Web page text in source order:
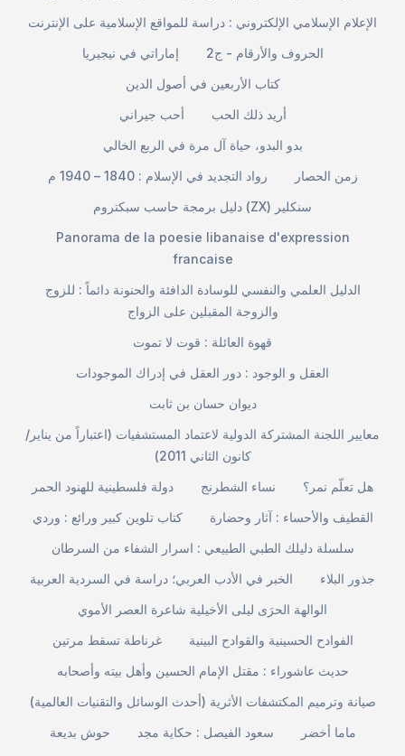
الإعلام الإسلامي الإلكتروني : دراسة للمواقع الإسلامية على الإنترنت
إماراتي في نيجيريا
الحروف والأرقام - ج2
كتاب الأربعين في أصول الدين
أحب جيراني
أريد ذلك الحب
بدو البدو، حياة آل مرة في الربع الخالي
رواد التجديد في الإسلام : 1840 – 1940 م
زمن الحصار
دليل برمجة حاسب سبكتروم (ZX) سنكلير
Panorama de la poesie libanaise d'expression
francaise
الدليل العلمي والنفسي للوسادة الدافئة والحنونة دائماً : للزوج
والزوجة المقبلين على الزواج
قهوة العائلة : قوت لا تموت
العقل و الوجود : دور العقل في إدراك الموجودات
ديوان حسان بن ثابت
معايير اللجنة المشتركة الدولية لاعتماد المستشفيات (اعتباراً من يناير/
كانون الثاني 2011)
دولة فلسطينية للهنود الحمر
نساء الشطرنج
هل تعلّم نمر؟
كتاب تلوين كبير ورائع : وردي
القطيف والأحساء : آثار وحضارة
سلسلة دليلك الطبي الطبيعي : اسرار الشفاء من السرطان
الخبر في الأدب العربي؛ دراسة في السردية العربية
جذور البلاء
الوالهة الحرَى ليلى الأخيلية شاعرة العصر الأموي
غرناطة تسقط مرتين
الفوادح الحسينية والقوادح البينية
حديث عاشوراء : مقتل الإمام الحسين وأهل بيته وأصحابه
صيانة وترميم المكتشفات الأثرية (أحدث الوسائل والتقنيات العالمية)
حوش بديعة
سعود الفيصل : حكاية مجد
ماما أخضر